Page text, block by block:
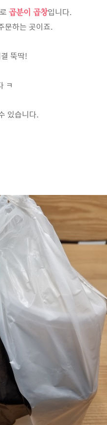
곱분이 곱창입니다.
문하는 곳이죠.
뚝딱!
ㅋ
있습니다.